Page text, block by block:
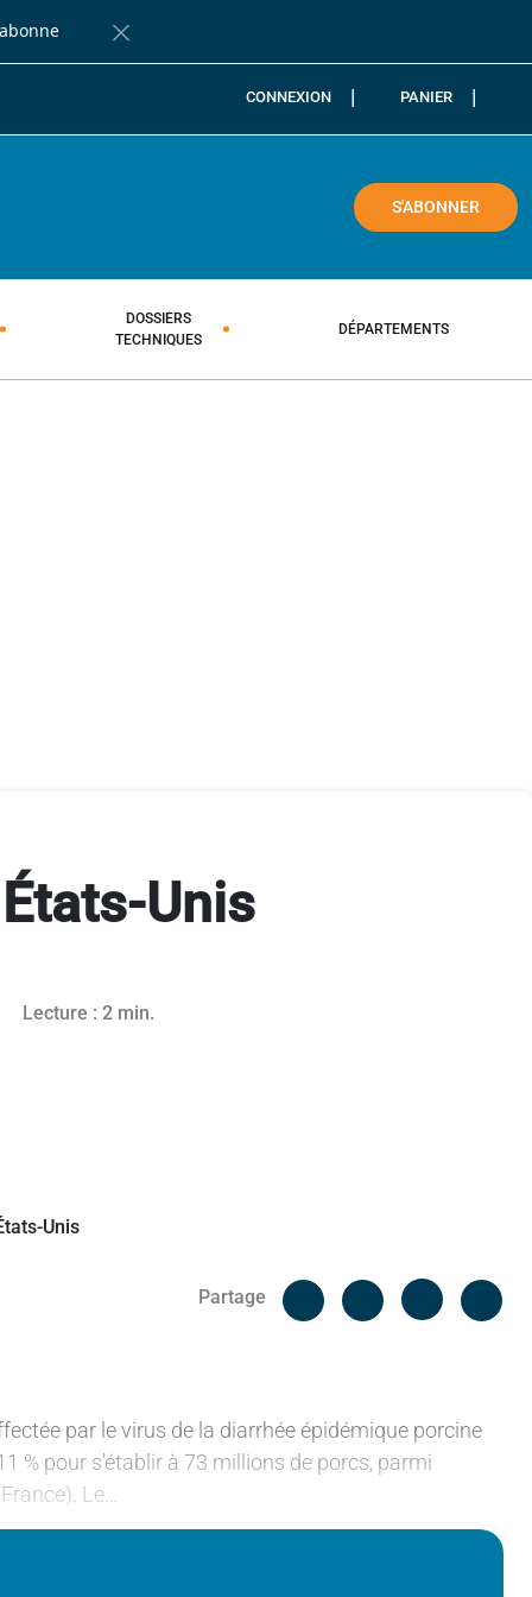
Fermer la barre de notification
CONNEXION PANIER
S'ABONNER
DOSSIERS
TECHNIQUES
DÉPARTEMENTS
Unis
Lecture : 2 min.
Partage
Facebook
par le virus de la diarrhée épidémique porcine
% pour s'établir à 73 millions de porcs, parmi
Le…